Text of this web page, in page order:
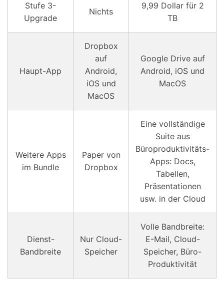
Stufe 3-
Upgrade
Nichts
9,99 Dollar für 2
TB
Haupt-App
Dropbox
auf
Android,
iOS und
MacOS
Google Drive auf
Android, iOS und
MacOS
Weitere Apps
im Bundle
Paper von
Dropbox
Eine vollständige
Suite aus
Büroproduktivitäts-
Apps: Docs,
Tabellen,
Präsentationen
usw. in der Cloud
Dienst-
Bandbreite
Nur Cloud-
Speicher
Volle Bandbreite:
E-Mail, Cloud-
Speicher, Büro-
Produktivität